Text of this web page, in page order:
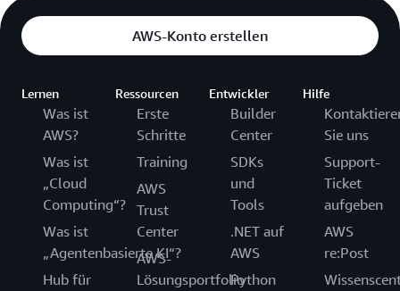
AWS-Konto erstellen
Lernen
Was ist
AWS?
Was ist
„Cloud
Computing“?
Was ist
„Agentenbasierte KI“?
Hub für
Ressourcen
Erste
Schritte
Training
AWS
Trust
Center
AWS-
Lösungsportfolio
Entwickler
Builder
Center
SDKs
und
Tools
.NET auf
AWS
Python
Hilfe
Sie uns
Support-
Ticket
aufgeben
AWS
re:Post